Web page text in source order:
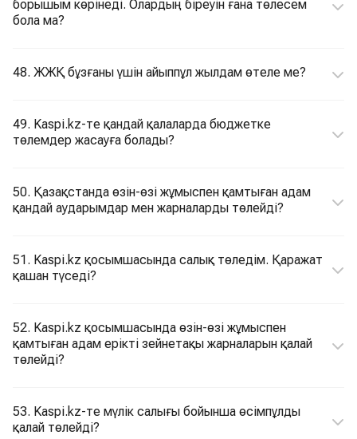
борышым көрінеді. Олардың біреуін ғана төлесем
бола ма?
48. ЖЖҚ бұзғаны үшін айыппұл жылдам өтеле ме?
49. Kaspi.kz-те қандай қалаларда бюджетке
төлемдер жасауға болады?
50. Қазақстанда өзін-өзі жұмыспен қамтыған адам
қандай аударымдар мен жарналарды төлейді?
51. Kaspi.kz қосымшасында салық төледім. Қаражат
қашан түседі?
52. Kaspi.kz қосымшасында өзін-өзі жұмыспен
қамтыған адам ерікті зейнетақы жарналарын қалай
төлейді?
53. Kaspi.kz-те мүлік салығы бойынша өсімпұлды
қалай төлейді?